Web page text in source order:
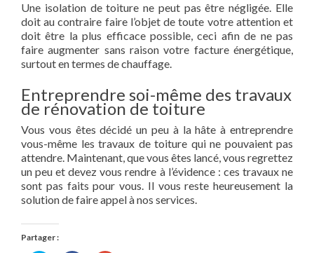
Une isolation de toiture ne peut pas être négligée. Elle
doit au contraire faire l’objet de toute votre attention et
doit être la plus efficace possible, ceci afin de ne pas
faire augmenter sans raison votre facture énergétique,
surtout en termes de chauffage.
Entreprendre soi-même des travaux
de rénovation de toiture
Vous vous êtes décidé un peu à la hâte à entreprendre
vous-même les travaux de toiture qui ne pouvaient pas
attendre. Maintenant, que vous êtes lancé, vous regrettez
un peu et devez vous rendre à l’évidence : ces travaux ne
sont pas faits pour vous. Il vous reste heureusement la
solution de faire appel à nos services.
Partager :